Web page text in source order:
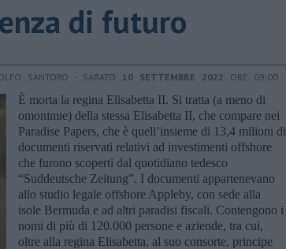
di futuro
SANTORO - SABATO 10 SETTEMBRE 2022 ORE 09:00
È morta la regina Elisabetta II. Si tratta (a meno di
omonimie) della stessa Elisabetta II, che compare nei
Paradise Papers, che è quell’insieme di 13,4 milioni di
documenti riservati relativi ad investimenti offshore
che furono scoperti dal quotidiano tedesco
“Suddeutsche Zeitung”. I documenti appartenevano
allo studio legale offshore Appleby, con sede alla
isole Bermuda e ad altri paradisi fiscali. Contengono i
nomi di più di 120.000 persone e aziende, tra cui,
oltre alla regina Elisabetta, al suo consorte, principe